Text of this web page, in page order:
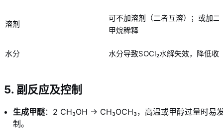
溶剂
可不加溶剂（二者互溶）；或加二
甲烷稀释
水分 水分导致SOCl₂水解失效，降低收
5. 副反应及控制
生成甲醚：2 CH₃OH → CH₃OCH₃，高温或甲醇过量时易
制。